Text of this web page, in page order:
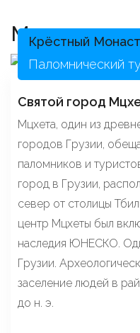
Мцхета
Крёстный
Паломнический
Святой город
Мцхета, один из
городов Грузии,
паломников и
город в Грузии,
север от столицы
центр Мцхеты был
наследия ЮНЕСКО.
Грузии.
заселение людей в
до н. э.